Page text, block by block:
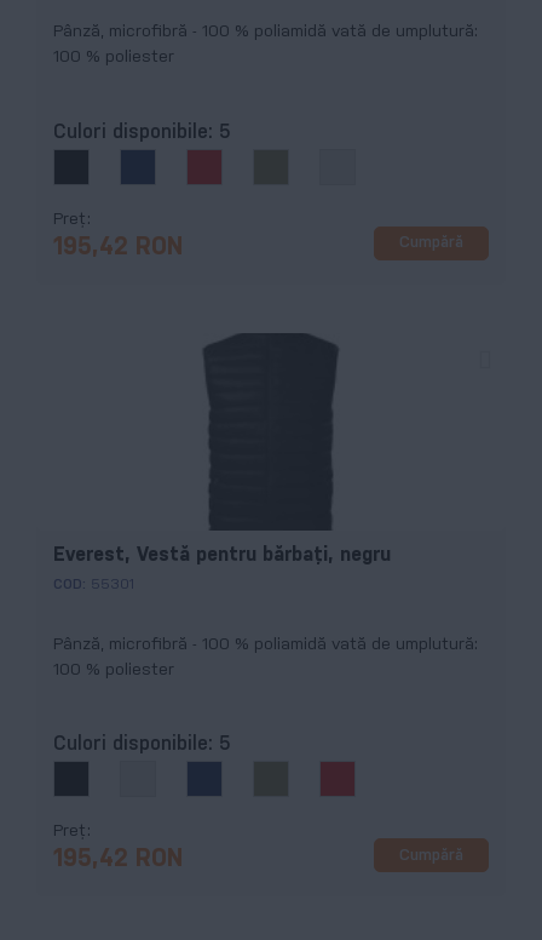
Pânză, microfibră - 100 % poliamidă vată de umplutură:
100 % poliester
Culori disponibile: 5
Preț
195,42 RON Cumpără
Everest, Vestă pentru bărbaţi, negru
COD: 55301
Pânză, microfibră - 100 % poliamidă vată de umplutură:
100 % poliester
Culori disponibile: 5
Preț
195,42 RON Cumpără